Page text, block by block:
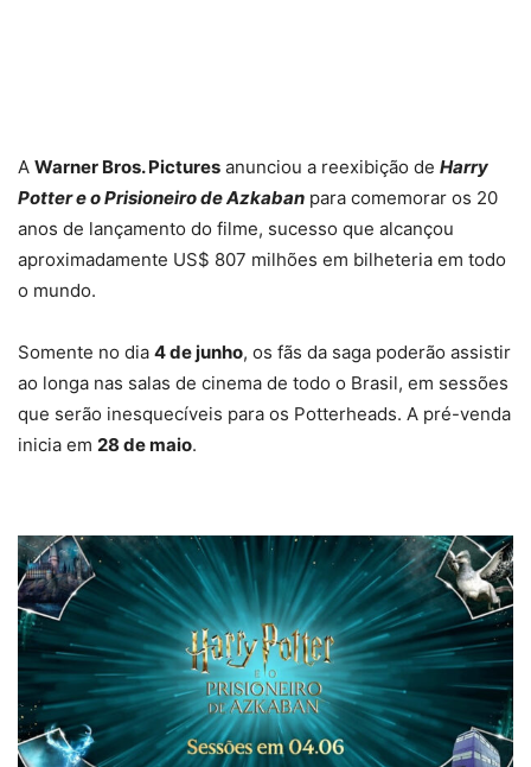
A Warner Bros. Pictures anunciou a reexibição de Harry
Potter e o Prisioneiro de Azkaban para comemorar os 20
anos de lançamento do filme, sucesso que alcançou
aproximadamente US$ 807 milhões em bilheteria em todo
o mundo.
Somente no dia 4 de junho, os fãs da saga poderão assistir
ao longa nas salas de cinema de todo o Brasil, em sessões
que serão inesquecíveis para os Potterheads. A pré-venda
inicia em 28 de maio.